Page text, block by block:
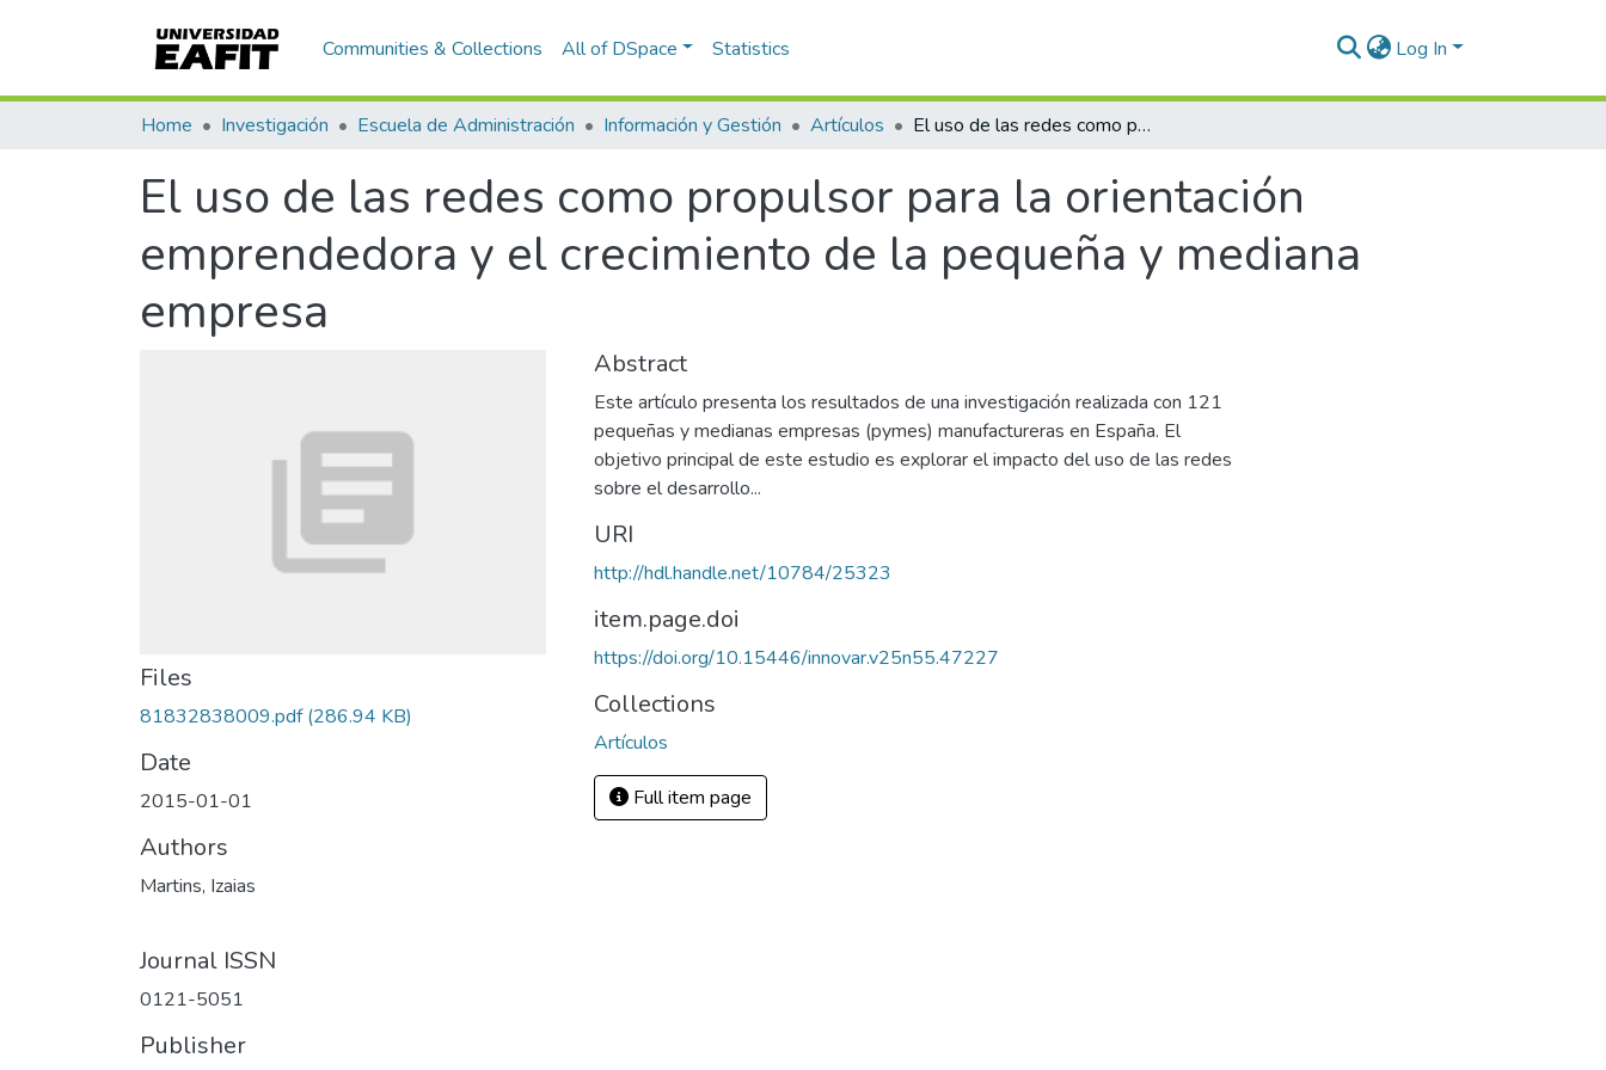
Communities & Collections All of DSpace Statistics Log In
Home Investigación Escuela de Administración Información y Gestión Artículos El uso de las redes como propulsor para la orientación emprendedora y el crecimiento de la pequeña y mediana empresa
El uso de las redes como propulsor para la orientación
emprendedora y el crecimiento de la pequeña y mediana
empresa
Files
81832838009.pdf(286.94 KB)
Date
2015-01-01
Authors
Martins, Izaias
Journal ISSN
0121-5051
Publisher
Abstract
Este artículo presenta los resultados de una investigación realizada con 121
pequeñas y medianas empresas (pymes) manufactureras en España. El
objetivo principal de este estudio es explorar el impacto del uso de las redes
sobre el desarrollo...
URI
http://hdl.handle.net/10784/25323
item.page.doi
https://doi.org/10.15446/innovar.v25n55.47227
Collections
Artículos
Full item page